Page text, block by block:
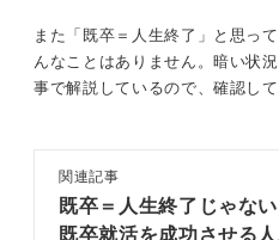
また「既卒＝人生終了」と思っ
んなことはありません。暗い状
事で解説しているので、確認し
関連記事
既卒＝人生終了じゃない
既卒就活を成功させる人